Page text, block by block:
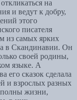
на
и ведут к добру,
этого
писателя
из самых ярких
в Скандинавии. Он
своей родины,
языке. А
его сказок сделала
и взрослых разных
жизни,